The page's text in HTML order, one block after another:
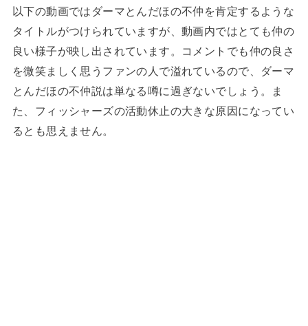
以下の動画ではダーマとんだほの不仲を肯定するような
タイトルがつけられていますが、動画内ではとても仲の
良い様子が映し出されています。コメントでも仲の良さ
を微笑ましく思うファンの人で溢れているので、ダーマ
とんだほの不仲説は単なる噂に過ぎないでしょう。ま
た、フィッシャーズの活動休止の大きな原因になってい
るとも思えません。